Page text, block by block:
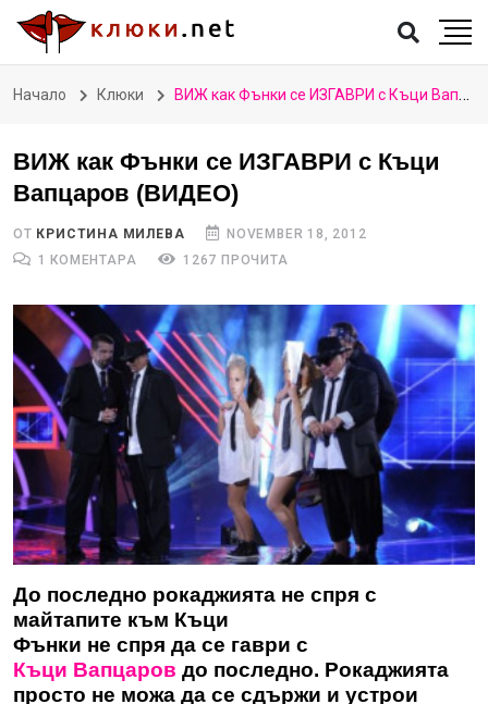
Начало Клюки ВИЖ как Фънки се ИЗГАВРИ с Къци Вапцаров (ВИДЕО)
ВИЖ как Фънки се ИЗГАВРИ с Къци
Вапцаров (ВИДЕО)
ОТ КРИСТИНА МИЛЕВА
NOVEMBER 18, 2012
1 КОМЕНТАРА
1267 ПРОЧИТА
До последно рокаджията не спря с
майтапите към Къци
Фънки не спря да се гаври с
Къци Вапцаров до последно. Рокаджията
просто не можа да се сдържи и устрои